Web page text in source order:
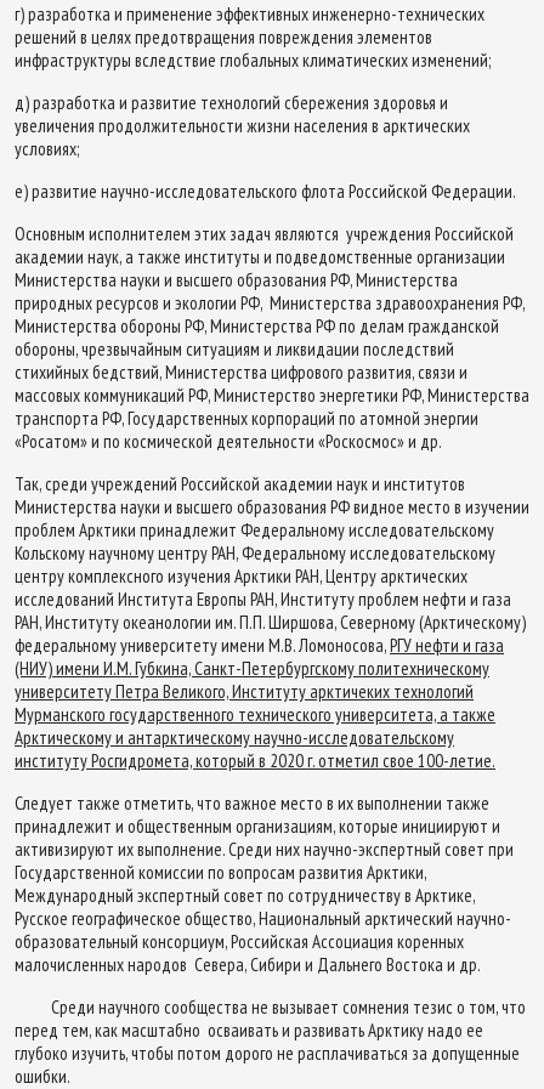
г) разработка и применение эффективных инженерно-технических
решений в целях предотвращения повреждения элементов
инфраструктуры вследствие глобальных климатических изменений;
д) разработка и развитие технологий сбережения здоровья и
увеличения продолжительности жизни населения в арктических
условиях;
е) развитие научно-исследовательского флота Российской Федерации.
Основным исполнителем этих задач являются учреждения Российской
академии наук, а также институты и подведомственные организации
Министерства науки и высшего образования РФ, Министерства
природных ресурсов и экологии РФ, Министерства здравоохранения РФ,
Министерства обороны РФ, Министерства РФ по делам гражданской
обороны, чрезвычайным ситуациям и ликвидации последствий
стихийных бедствий, Министерства цифрового развития, связи и
массовых коммуникаций РФ, Министерство энергетики РФ, Министерства
транспорта РФ, Государственных корпораций по атомной энергии
«Росатом» и по космической деятельности «Роскосмос» и др.
Так, среди учреждений Российской академии наук и институтов
Министерства науки и высшего образования РФ видное место в изучении
проблем Арктики принадлежит Федеральному исследовательскому
Кольскому научному центру РАН, Федеральному исследовательскому
центру комплексного изучения Арктики РАН, Центру арктических
исследований Института Европы РАН, Институту проблем нефти и газа
РАН, Институту океанологии им. П.П. Ширшова, Северному (Арктическому)
федеральному университету имени М.В. Ломоносова,РГУ нефти и газа
(НИУ) имени И.М. Губкина, Санкт-Петербургскому политехническому
университету Петра Великого, Институту арктичеких технологий
Мурманского государственного технического университета, а также
Арктическому и антарктическому научно-исследовательскому
институту Росгидромета, который в 2020 г. отметил свое 100-летие.
Следует также отметить, что важное место в их выполнении также
принадлежит и общественным организациям, которые инициируют и
активизируют их выполнение. Среди них научно-экспертный совет при
Государственной комиссии по вопросам развития Арктики,
Международный экспертный совет по сотрудничеству в Арктике,
Русское географическое общество, Национальный арктический научно-
образовательный консорциум, Российская Ассоциация коренных
малочисленных народов Севера, Сибири и Дальнего Востока и др.
Среди научного сообщества не вызывает сомнения тезис о том, что
перед тем, как масштабно осваивать и развивать Арктику надо ее
глубоко изучить, чтобы потом дорого не расплачиваться за допущенные
ошибки.